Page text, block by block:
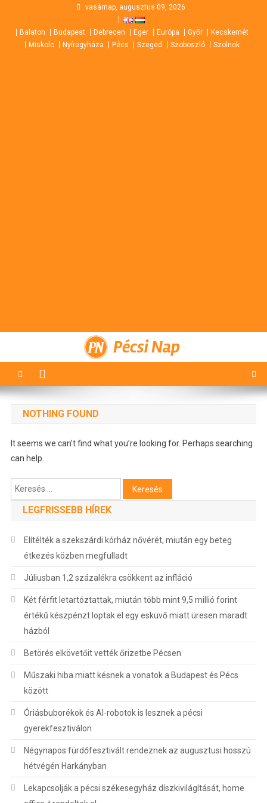
content
vasárnap, augusztus 09, 2026
Balaton Budapest Debrecen Eger Európa Győr
Kecskemét
Miskolc
Nyíregyháza Pécs Szeged Szoboszló Szolnok
Pécsi Nap
NOTHING FOUND
It seems we can’t find what you’re looking for. Perhaps searching
can help.
Keresés:
LEGFRISSEBB HÍREK
Elítélték a szekszárdi kórház nővérét, miután egy beteg
étkezés közben megfulladt
Júliusban 1,2 százalékra csökkent az infláció
Két férfit letartóztattak, miután több mint 9,5 millió forint
értékű készpénzt loptak el egy esküvő miatt üresen maradt
házból
Betörés elkövetőit vették őrizetbe Pécsen
Műszaki hiba miatt késnek a vonatok a Budapest és Pécs
között
Óriásbuborékok és AI-robotok is lesznek a pécsi
gyerekfesztiválon
Négynapos fürdőfesztivált rendeznek az augusztusi hosszú
hétvégén Harkányban
Lekapcsolják a pécsi székesegyház díszkivilágítását, home